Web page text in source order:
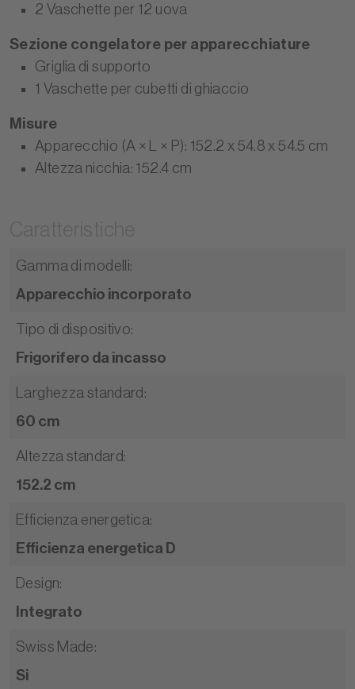
2 Vaschette per 12 uova
Sezione congelatore per apparecchiature
Griglia di supporto
1 Vaschette per cubetti di ghiaccio
Misure
Apparecchio (A × L × P): 152.2 x 54.8 x 54.5 cm
Altezza nicchia: 152.4 cm
Gamma di modelli:
Apparecchio incorporato
Tipo di dispositivo:
Frigorifero da incasso
Larghezza standard :
60 cm
Altezza standard:
152.2 cm
Efficienza energetica:
Efficienza energetica D
Design:
Integrato
Swiss Made:
Si